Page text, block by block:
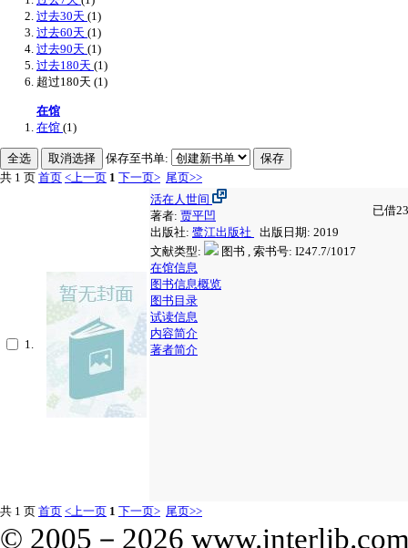
过去30天 (1)
过去60天 (1)
过去90天 (1)
过去180天 (1)
超过180天 (1)
在馆
在馆 (1)
保存至书单:
共 1 页 首页 <上一页 1 下一页> 尾页>>
1.
活在人世间
已借
著者: 贾平凹
出版社: 鹭江出版社
出版日期: 2019
文献类型:
图书 , 索书号: I247.7/1017
在馆信息
图书信息概览
图书目录
试读信息
内容简介
著者简介
共 1 页 首页 <上一页 1 下一页> 尾页>>
© 2005－ 2026